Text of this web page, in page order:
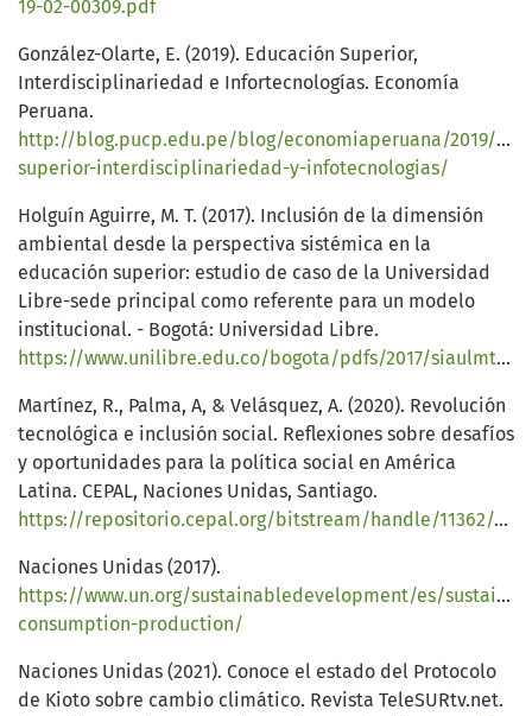
19-02-00309.pdf
González-Olarte, E. (2019). Educación Superior,
Interdisciplinariedad e Infortecnologías. Economía
Peruana.
http://blog.pucp.edu.pe/blog/economiaperuana/2019/01/
superior-interdisciplinariedad-y-infotecnologias/
Holguín Aguirre, M. T. (2017). Inclusión de la dimensión
ambiental desde la perspectiva sistémica en la
educación superior: estudio de caso de la Universidad
Libre-sede principal como referente para un modelo
institucional. - Bogotá: Universidad Libre.
https://www.unilibre.edu.co/bogota/pdfs/2017/siaulmt.pdf
Martínez, R., Palma, A, & Velásquez, A. (2020). Revolución
tecnológica e inclusión social. Reflexiones sobre desafíos
y oportunidades para la política social en América
Latina. CEPAL, Naciones Unidas, Santiago.
https://repositorio.cepal.org/bitstream/handle/11362/45901/1/S2000401_es.pdf
Naciones Unidas (2017).
https://www.un.org/sustainabledevelopment/es/
consumption-production/
Naciones Unidas (2021). Conoce el estado del Protocolo
de Kioto sobre cambio climático. Revista TeleSURtv.net.